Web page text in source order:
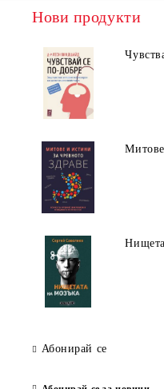
Нови продукти
Абонирай се